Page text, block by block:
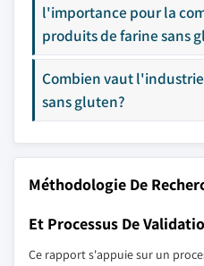
l'importance pour la
produits de farine sans
Combien vaut
sans gluten?
Méthodologie De
Et Processus De
Ce rapport s'appuie sur un